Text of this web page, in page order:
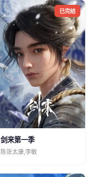
已完结
剑来第一季
陈张太康,李敏